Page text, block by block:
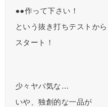
●●作って下さい！
という抜き打ちテストから
スタート！
少々ヤバ気な…
いや、独創的な一品が